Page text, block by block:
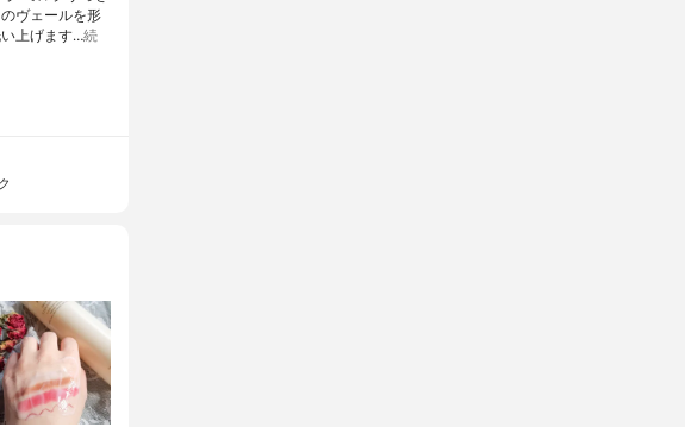
ヴェールを形
上げます…続